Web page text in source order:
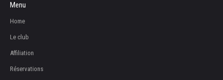
Menu
Home
Le club
Affiliation
Réservations